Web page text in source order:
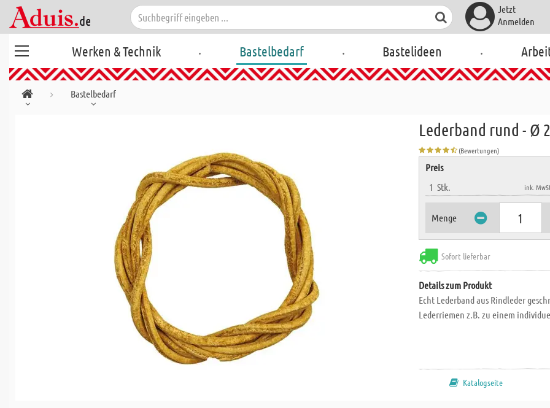
Jetzt
Anmelden
Werken & Technik . Bastelbedarf . Bastelideen .
Bastelbedarf
Lederband rund - Ø
(Bewertungen)
Preis
1 Stk. ink.
Menge
Sofort lieferbar
Details zum Produkt
Echt Lederband aus Rindleder
Lederriemen z.B. zu einem
Katalogseite